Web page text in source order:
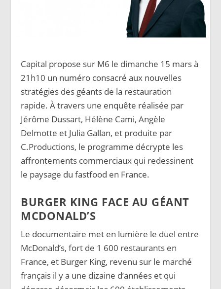
Capital propose sur M6 le dimanche 15 mars à
21h10 un numéro consacré aux nouvelles
stratégies des géants de la restauration
rapide. À travers une enquête réalisée par
Jérôme Dussart, Hélène Cami, Angèle
Delmotte et Julia Gallan, et produite par
C.Productions, le programme décrypte les
affrontements commerciaux qui redessinent
le paysage du fastfood en France.
BURGER KING FACE AU GÉANT
MCDONALD’S
Le documentaire met en lumière le duel entre
McDonald’s, fort de 1 600 restaurants en
France, et Burger King, revenu sur le marché
français il y a une dizaine d’années et qui